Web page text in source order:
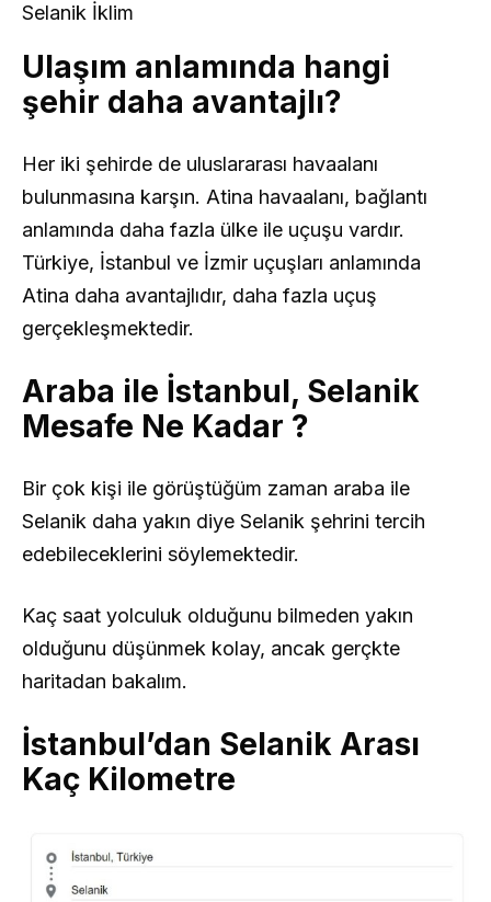
Selanik İklim
Ulaşım anlamında hangi
şehir daha avantajlı?
Her iki şehirde de uluslararası havaalanı
bulunmasına karşın. Atina havaalanı, bağlantı
anlamında daha fazla ülke ile uçuşu vardır.
Türkiye, İstanbul ve İzmir uçuşları anlamında
Atina daha avantajlıdır, daha fazla uçuş
gerçekleşmektedir.
Araba ile İstanbul, Selanik
Mesafe Ne Kadar ?
Bir çok kişi ile görüştüğüm zaman araba ile
Selanik daha yakın diye Selanik şehrini tercih
edebileceklerini söylemektedir.
Kaç saat yolculuk olduğunu bilmeden yakın
olduğunu düşünmek kolay, ancak gerçkte
haritadan bakalım.
İstanbul’dan Selanik Arası
Kaç Kilometre